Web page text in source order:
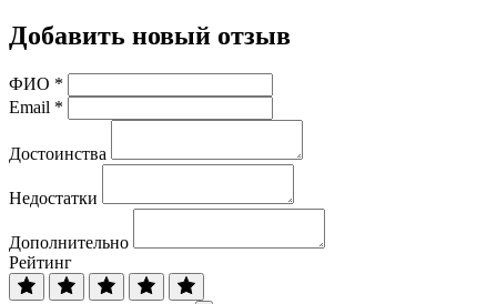
Добавить новый отзыв
ФИО *
Email *
Достоинства
Недостатки
Дополнительно
Рейтинг